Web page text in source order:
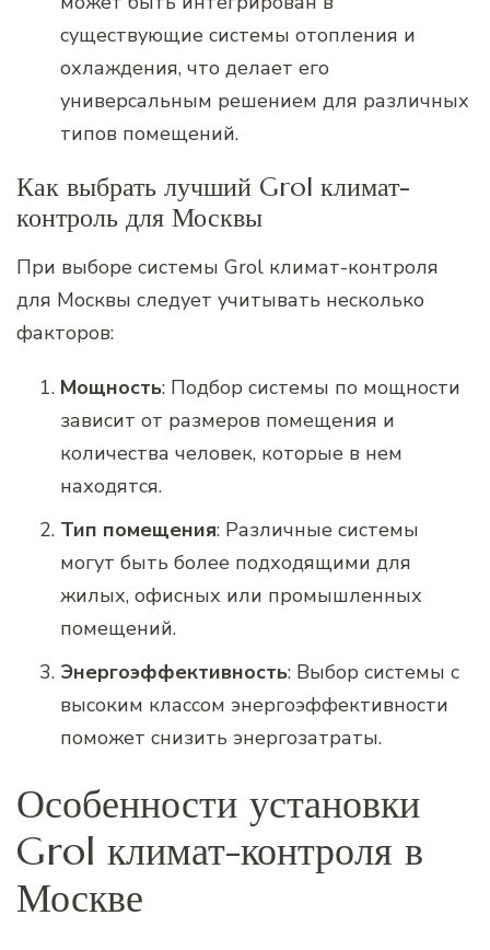
существующие системы отопления и
охлаждения, что делает его
универсальным решением для различных
типов помещений.
Как выбрать лучший Grol климат-
контроль для Москвы
При выборе системы Grol климат-контроля
для Москвы следует учитывать несколько
факторов:
Мощность: Подбор системы по мощности
зависит от размеров помещения и
количества человек, которые в нем
находятся.
Тип помещения: Различные системы
могут быть более подходящими для
жилых, офисных или промышленных
помещений.
Энергоэффективность: Выбор системы с
высоким классом энергоэффективности
поможет снизить энергозатраты.
Особенности установки
Grol климат-контроля в
Москве